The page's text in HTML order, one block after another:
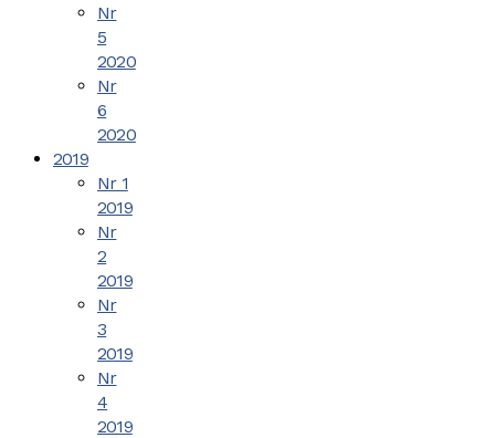
Nr
5
2020
Nr
6
2020
2019
Nr 1
2019
Nr
2
2019
Nr
3
2019
Nr
4
2019